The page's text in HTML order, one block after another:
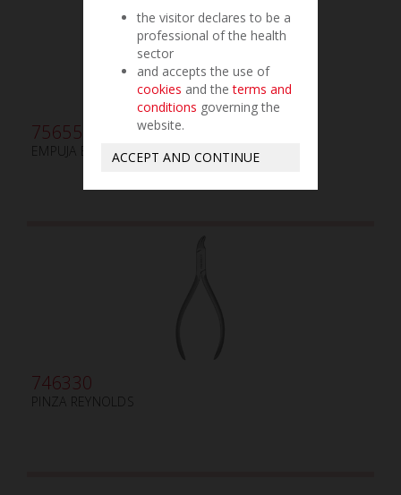
756550
EMPUJA BANDAS - ESCARIADOR MINI
746330
PINZA REYNOLDS
the visitor declares to be a
professional of the health
sector
and accepts the use of
cookies and theterms and
conditions governing the
website.
ACCEPT AND CONTINUE